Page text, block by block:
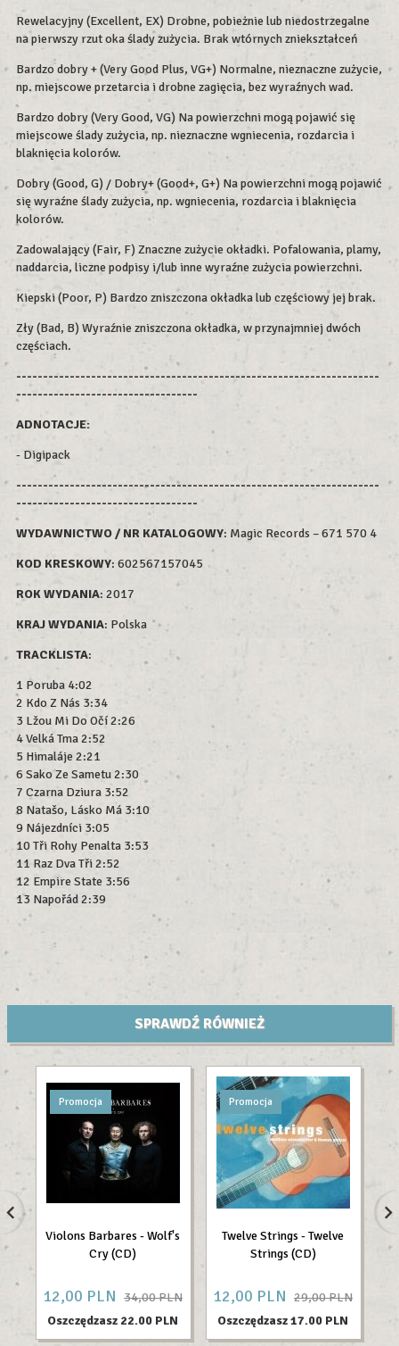
Rewelacyjny (Excellent, EX) Drobne, pobieżnie lub niedostrzegalne
na pierwszy rzut oka ślady zużycia. Brak wtórnych zniekształceń
Bardzo dobry + (Very Good Plus, VG+) Normalne, nieznaczne zużycie,
np. miejscowe przetarcia i drobne zagięcia, bez wyraźnych wad.
Bardzo dobry (Very Good, VG) Na powierzchni mogą pojawić się
miejscowe ślady zużycia, np. nieznaczne wgniecenia, rozdarcia i
blaknięcia kolorów.
Dobry (Good, G) / Dobry+ (Good+, G+) Na powierzchni mogą pojawić
się wyraźne ślady zużycia, np. wgniecenia, rozdarcia i blaknięcia
kolorów.
Zadowalający (Fair, F) Znaczne zużycie okładki. Pofalowania, plamy,
naddarcia, liczne podpisy i/lub inne wyraźne zużycia powierzchni.
Kiepski (Poor, P) Bardzo zniszczona okładka lub częściowy jej brak.
Zły (Bad, B) Wyraźnie zniszczona okładka, w przynajmniej dwóch
częściach.
--------------------------------------------------------------------
----------------------------------
ADNOTACJE:
- Digipack
--------------------------------------------------------------------
----------------------------------
WYDAWNICTWO / NR KATALOGOWY: Magic Records – 671 570 4
KOD KRESKOWY: 602567157045
ROK WYDANIA: 2017
KRAJ WYDANIA: Polska
TRACKLISTA:
1 Poruba 4:02
2 Kdo Z Nás 3:34
3 Lžou Mi Do Očí 2:26
4 Velká Tma 2:52
5 Himaláje 2:21
6 Sako Ze Sametu 2:30
7 Czarna Dziura 3:52
8 Natašo, Lásko Má 3:10
9 Nájezdníci 3:05
10 Tři Rohy Penalta 3:53
11 Raz Dva Tři 2:52
12 Empire State 3:56
13 Napořád 2:39
SPRAWDŹ RÓWNIEŻ
Promocja
Violons Barbares - Wolf's
Cry (CD)
12,00 PLN 34,00 PLN
Oszczędzasz 22.00 PLN
Promocja
Twelve Strings - Twelve
Strings (CD)
12,00 PLN 29,00 PLN
Oszczędzasz 17.00 PLN